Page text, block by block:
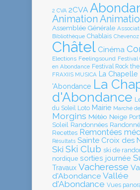
2 CVA 2CVA
Animation
Assemblée Générale
Bibliothèque Chablais Chevenoz
Châtel Cinéma
Elections Feelingsound Festival
en Abondance Festival Rock
FRAXIIS MUSICA La Chapelle
'Abondance La
d'Abondance
du Soleil Loto Mairie Marché
Morgins Météo Neige
Soleil Randonnées
Recettes Remontées
Résultats Sainte Croix des
Ski Ski Club ski de
nordique sorties journée
Travaux Vacheresse
d'Abondance Vallée
d'Abondance Vues